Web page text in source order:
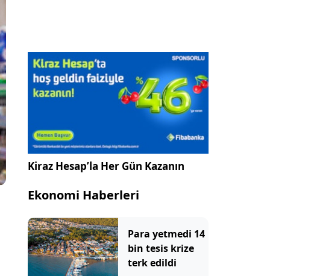
Kiraz Hesap’la Her Gün Kazanın
Ekonomi Haberleri
Para yetmedi 14
bin tesis krize
terk edildi